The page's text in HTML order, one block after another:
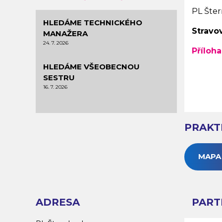
PL
HLEDÁME TECHNICKÉHO
MANAŽERA
24. 7. 2026
HLEDÁME VŠEOBECNOU
SESTRU
16. 7. 2026
ADRESA